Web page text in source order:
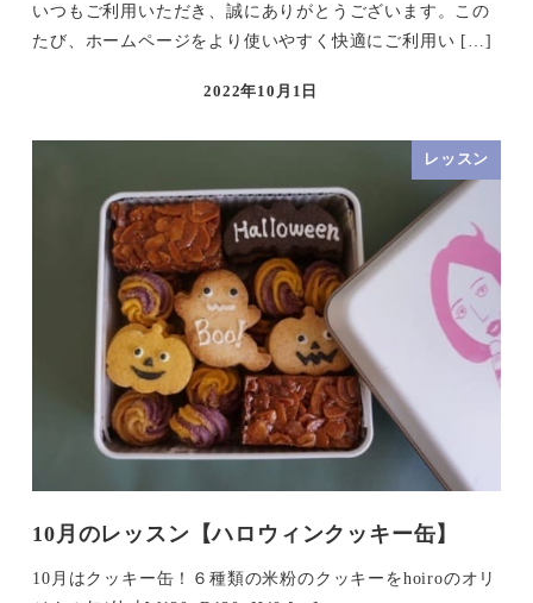
いつもご利用いただき、誠にありがとうございます。この
たび、ホームページをより使いやすく快適にご利用い […]
2022年10月1日
レッスン
10月のレッスン【ハロウィンクッキー缶】
10月はクッキー缶！６種類の米粉のクッキーをhoiroのオリ